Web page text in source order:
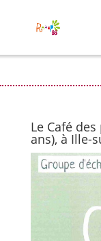
Le Café
ans), à Ille-